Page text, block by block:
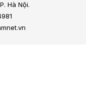
Hà Nội.